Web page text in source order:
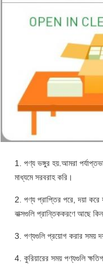
1. পণ্য ভঙ্গুর হয়.আমরা
মাধ্যমে সরবরাহ করি।
2. পণ্য প্রাপ্তির পরে, দয়া করে
বাক্সগুলি প্রান্তিককরণে আছে
3. পণ্যগুলি প্রয়োগ করার সময়
4. কুরিয়ারের সময় পণ্যগুলি